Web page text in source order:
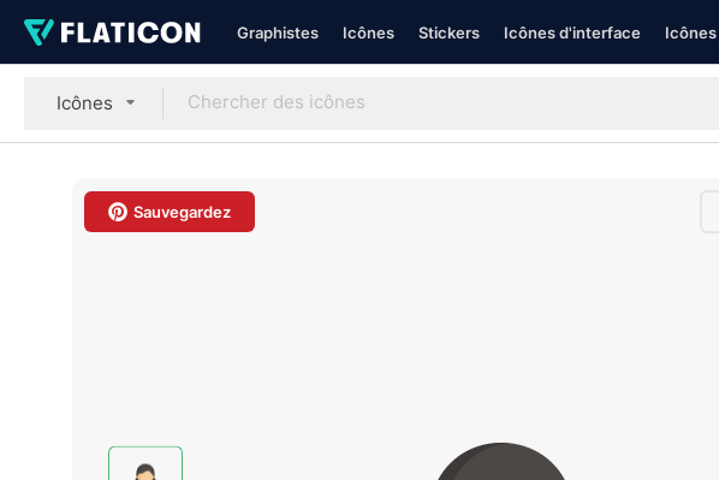
Graphistes Icônes Stickers Icônes d'interface
Icônes
Sauvegardez